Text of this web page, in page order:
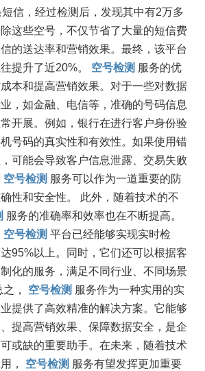
信，经过检测后，发现其中有2万多
这些空号，不仅节省了大量的短信费
的送达率和营销效果。最终，该平台
提升了近20%。 空号检测 服务的优
本和提高营销效果。对于一些对数据
，如金融、电信等，准确的号码信息
开展。例如，银行在进行客户身份验
号码的真实性和有效性。如果使用错
可能会导致客户信息泄露、交易失败
空号检测 服务可以作为一道重要的防
性和安全性。 此外，随着技术的不
服务的准确率和效率也在不断提高。
空号检测平台已经能够实现实时检
95%以上。同时，它们还可以根据客
化的服务，满足不同行业、不同场景
，
空号检测 服务作为一种实用的实
提供了高效精准的解决方案。它能够
提高营销效果、保障数据安全，是企
或缺的重要助手。在未来，随着技术
，
空号检测 服务有望发挥更加重要